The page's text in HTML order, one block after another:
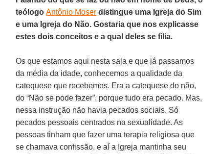
teólogoAntônio Moser distingue uma Igreja do Sim
e uma Igreja do Não. Gostaria que nos explicasse
estes dois conceitos e a qual deles se filia.
Os que estamos aqui nesta sala e que já passamos
da média da idade, conhecemos a qualidade da
catequese que recebemos. Era a catequese do não,
do “Não se pode fazer”, porque tudo era pecado. Mas,
nessa instrução não havia pecados sociais. Só
pecados pessoais centrados na sexualidade. As
pessoas tinham que fazer uma terapia religiosa que
se chamava confissão, e aí a Igreja mantinha seu